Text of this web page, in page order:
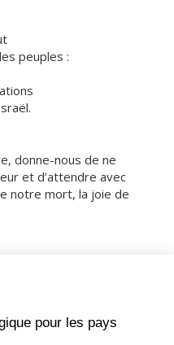
peuples :
donne-nous de ne
et d’attendre avec
notre mort, la joie de
Amen.
QUELLE JOIE !